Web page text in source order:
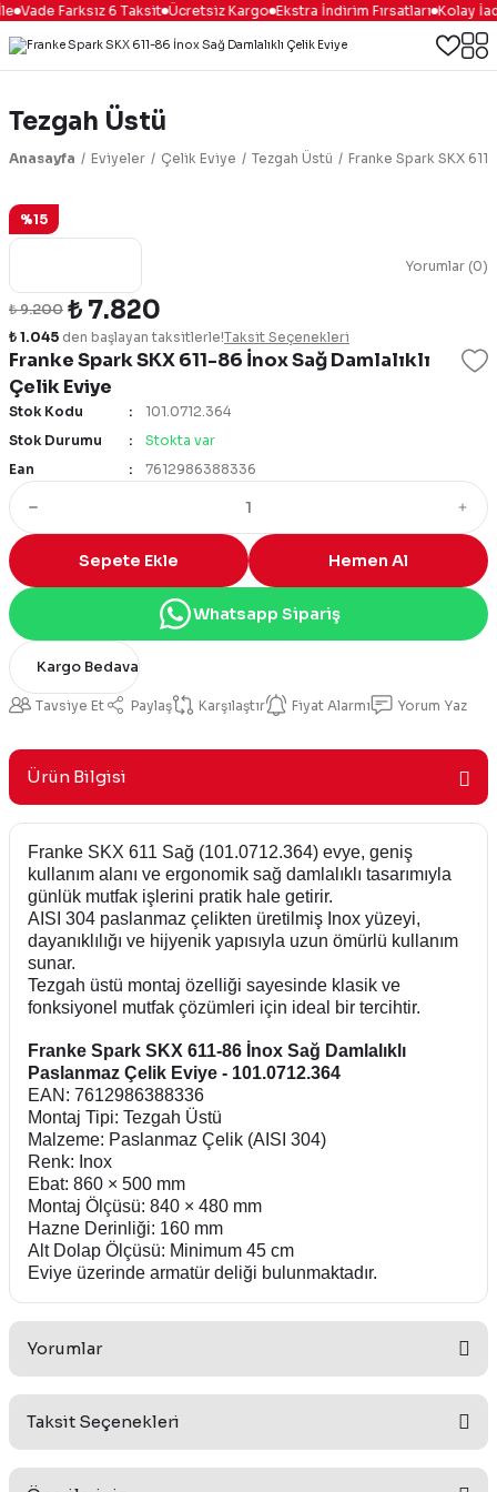
Vade Farksız 6 Taksit Ücretsiz Kargo Ekstra İndirim Fırsatları Kolay
Tezgah Üstü
Anasayfa Eviyeler Çelik Eviye Tezgah Üstü Franke Spark SKX
%15
Yorumlar (0)
Franke Spark SKX 611-86 İnox Sağ Damlalıklı
Çelik Eviye
₺ 9.200 ₺ 7.820
₺ 1.045 den başlayan taksitlerle!Taksit Seçenekleri
Stok Kodu
101.0712.364
Stok Durumu
Stokta var
Ean
7612986388336
Sepete Ekle Hemen Al
Whatsapp Sipariş
Kargo Bedava
Tavsiye Et Paylaş Karşılaştır Fiyat Alarmı Yorum Yaz
Ürün Bilgisi
Franke SKX 611 Sağ (101.0712.364) evye, geniş
kullanım alanı ve ergonomik sağ damlalıklı tasarımıyla
günlük mutfak işlerini pratik hale getirir.
AISI 304 paslanmaz çelikten üretilmiş Inox yüzeyi,
dayanıklılığı ve hijyenik yapısıyla uzun ömürlü kullanım
sunar.
Tezgah üstü montaj özelliği sayesinde klasik ve
fonksiyonel mutfak çözümleri için ideal bir tercihtir.
Franke Spark SKX 611-86 İnox Sağ Damlalıklı
Paslanmaz Çelik Eviye - 101.0712.364
EAN: 7612986388336
Montaj Tipi: Tezgah Üstü
Malzeme: Paslanmaz Çelik (AISI 304)
Renk: Inox
Ebat: 860 × 500 mm
Montaj Ölçüsü: 840 × 480 mm
Hazne Derinliği: 160 mm
Alt Dolap Ölçüsü: Minimum 45 cm
Eviye üzerinde armatür deliği bulunmaktadır.
Yorumlar
Taksit Seçenekleri